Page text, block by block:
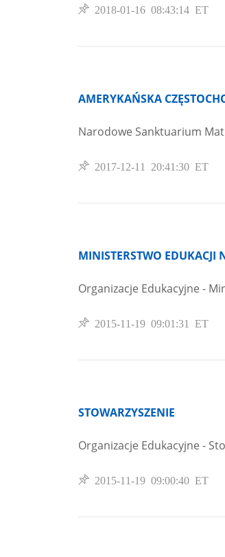
2018-01-16 08:43:14 ET
AMERYKAŃSKA
Narodowe Sanktuarium
2017-12-11 20:41:30 ET
MINISTERSTWO EDUKACJI
Organizacje Edukacyjne -
2015-11-19 09:01:31 ET
STOWARZYSZENIE
Organizacje Edukacyjne -
2015-11-19 09:00:40 ET